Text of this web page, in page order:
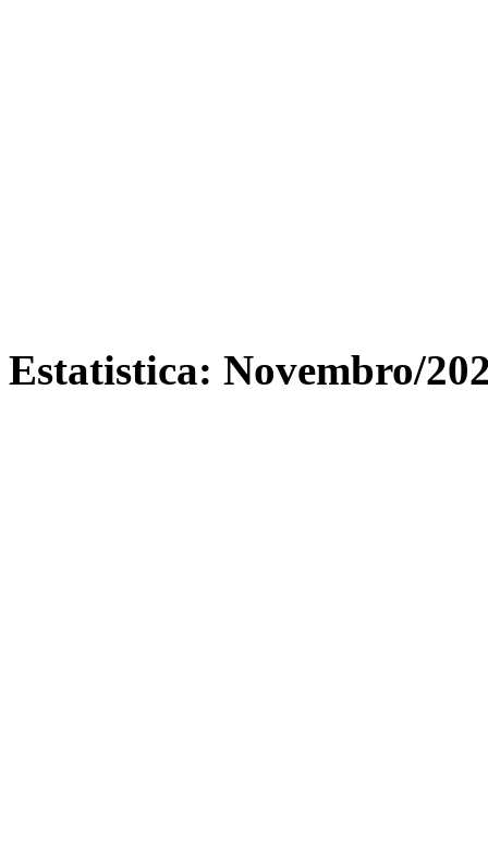
Estatistica: Novembro/